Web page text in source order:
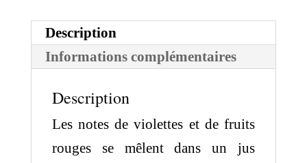
Description
Informations complémentaires
Description
Les notes de violettes et de fruits
rouges se mêlent dans un jus